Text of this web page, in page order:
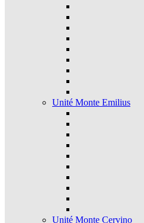
Unité Monte Emilius
Unité Monte Cervino